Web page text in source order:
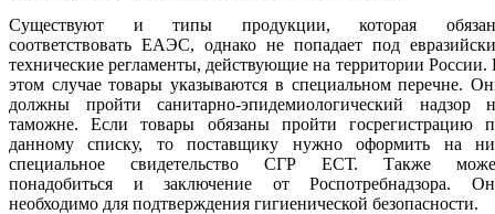
Существуют и типы продукции, которая
соответствовать ЕАЭС, однако не попадает под
технические регламенты, действующие на территории России.
этом случае товары указываются в специальном перечне.
должны пройти санитарно-эпидемиологический надзор
таможне. Если товары обязаны пройти госрегистрацию
данному списку, то поставщику нужно оформить на
специальное свидетельство СГР ЕСТ. Также
понадобиться и заключение от Роспотребнадзора.
необходимо для подтверждения гигиенической безопасности.